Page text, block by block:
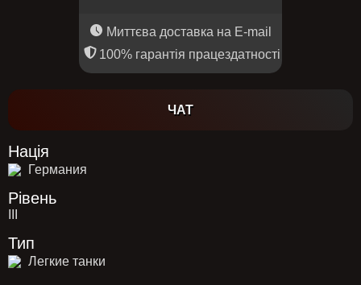
Миттєва доставка на E-mail
100% гарантія працездатності
ЧАТ
Нація
Германия
Рівень
Тип
Легкие танки